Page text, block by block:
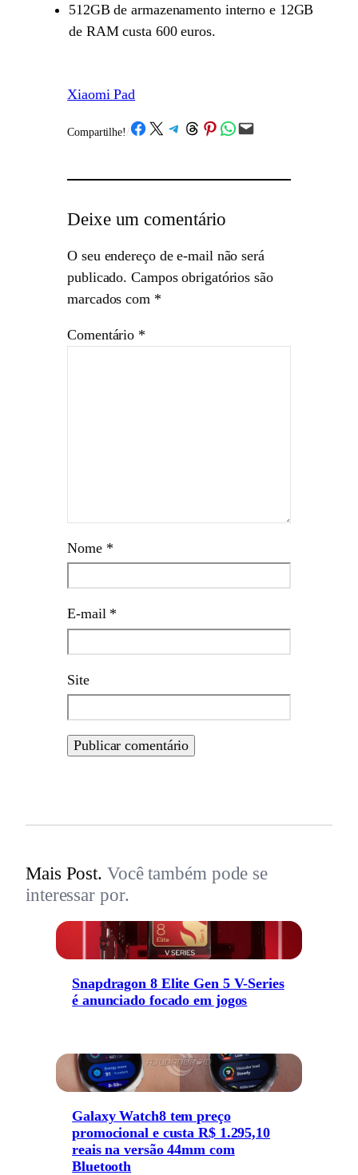
512GB de armazenamento interno e 12GB
de RAM custa 600 euros.
Xiaomi Pad
Compartilhe!/Share on Facebook
Share on X Share on Telegram
Share on Threads
Share on Pinterest
Share on WhatsApp
Email this Page
Deixe um comentário
O seu endereço de e-mail não será
publicado. Campos obrigatórios são
marcados com *
Comentário *
Nome *
E-mail *
Site
Mais Post. Você também pode se
interessar por.
Snapdragon 8 Elite Gen 5 V-Series
é anunciado focado em jogos
Galaxy Watch8 tem preço
promocional e custa R$ 1.295,10
reais na versão 44mm com
Bluetooth